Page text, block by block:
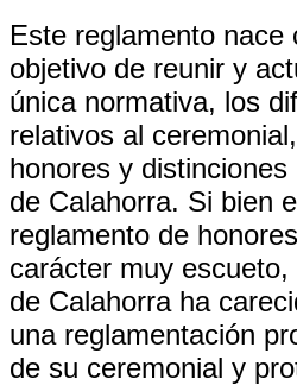
Este reglamento nace
objetivo de reunir y
única normativa, los
relativos al
honores y
de Calahorra. Si bien
reglamento de
carácter muy
de Calahorra ha
una reglamentación
de su ceremonial y